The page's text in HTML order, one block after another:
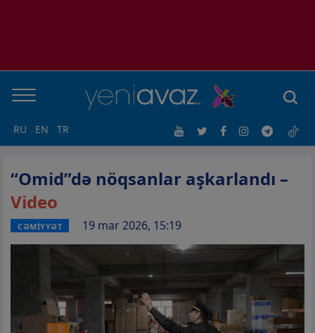
RU EN TR
“Omid”də nöqsanlar aşkarlandı –
Video
CƏMİYYƏT 19 mar 2026, 15:19